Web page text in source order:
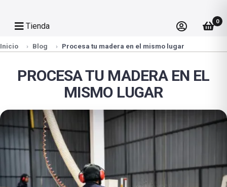
Tienda
0
Inicio Blog Procesa tu madera en el mismo lugar
PROCESA TU MADERA EN EL
MISMO LUGAR